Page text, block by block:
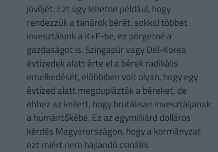
jövőjét. Ezt úgy lehetne például, hogy
rendezzük a tanárok bérét, sokkal többet
invesztálunk a K+F-be, ez pörgetné a
gazdaságot is. Szingapúr vagy Dél-Korea
évtizedek alatt érte el a bérek radikális
emelkedését, előbbiben volt olyan, hogy egy
évtized alatt megduplázták a béreket, de
ehhez az kellett, hogy brutálisan invesztáljanak
a humántőkébe. Ez az egymilliárd dolláros
kérdés Magyarországon, hogy a kormányzat
ezt miért nem hajlandó csinálni.